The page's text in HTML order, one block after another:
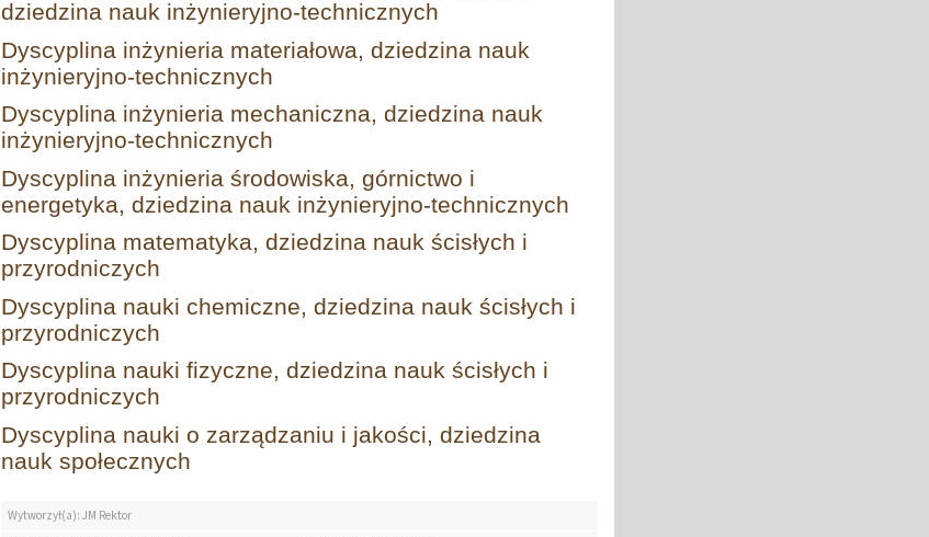
dziedzina nauk inżynieryjno-technicznych
Dyscyplina inżynieria materiałowa, dziedzina nauk
inżynieryjno-technicznych
Dyscyplina inżynieria mechaniczna, dziedzina nauk
inżynieryjno-technicznych
Dyscyplina inżynieria środowiska, górnictwo i
energetyka, dziedzina nauk inżynieryjno-technicznych
Dyscyplina matematyka, dziedzina nauk ścisłych i
przyrodniczych
Dyscyplina nauki chemiczne, dziedzina nauk ścisłych i
przyrodniczych
Dyscyplina nauki fizyczne, dziedzina nauk ścisłych i
przyrodniczych
Dyscyplina nauki o zarządzaniu i jakości, dziedzina
nauk społecznych
Wytworzył(a): JM Rektor